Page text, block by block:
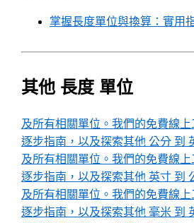
掌握長度單位與換算：實用
其他 長度 單位
及所有相關單位。我們的免費線
逐步指南，以及探索其他 公分 到
及所有相關單位。我們的免費線
逐步指南，以及探索其他 英寸 到
及所有相關單位。我們的免費線
逐步指南，以及探索其他 毫米 到